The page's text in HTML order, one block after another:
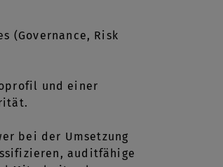
(Governance, Risk
und einer
bei der Umsetzung
auditfähige